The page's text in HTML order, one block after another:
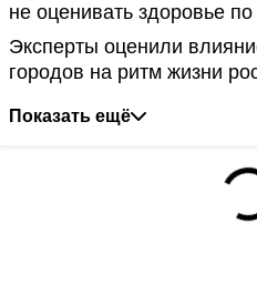
не оценивать здоровье по
Эксперты оценили
городов на ритм жизни
Показать ещё